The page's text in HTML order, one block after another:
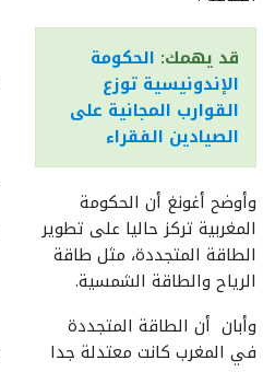
قد يهمك: الحكومة
الإندونيسية توزع
القوارب المجانية على
الصيادين الفقراء
وأوضح أغونغ أن الحكومة
المغربية تركز حاليا على تطوير
الطاقة المتجددة، مثل طاقة
الرياح والطاقة الشمسية.
وأبان أن الطاقة المتجددة
في المغرب كانت معتدلة جدا